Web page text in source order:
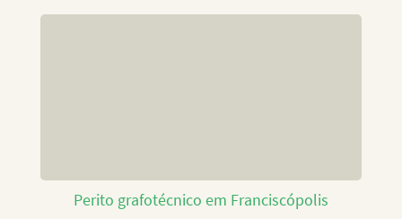
Perito grafotécnico em Franciscópolis